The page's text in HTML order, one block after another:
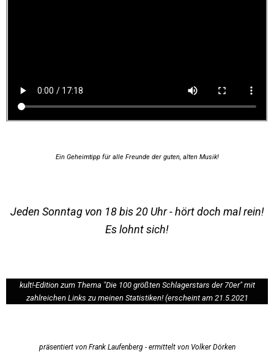
Ein Geheimtipp für alle Freunde der guten, alten Musik!
Jeden Sonntag von 18 bis 20 Uhr - hört doch mal rein!
Es lohnt sich!
kult!-Edition zum Thema "Die 100 größten Schlagerstars der 70er" mit
zahlreichen Links zu meinen Statistiken! (erscheint am 21.5.2021
präsentiert von Frank Laufenberg - ermittelt von Volker Dörken